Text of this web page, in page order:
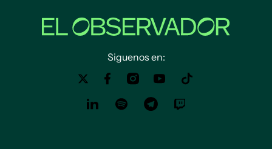
Siguenos en: